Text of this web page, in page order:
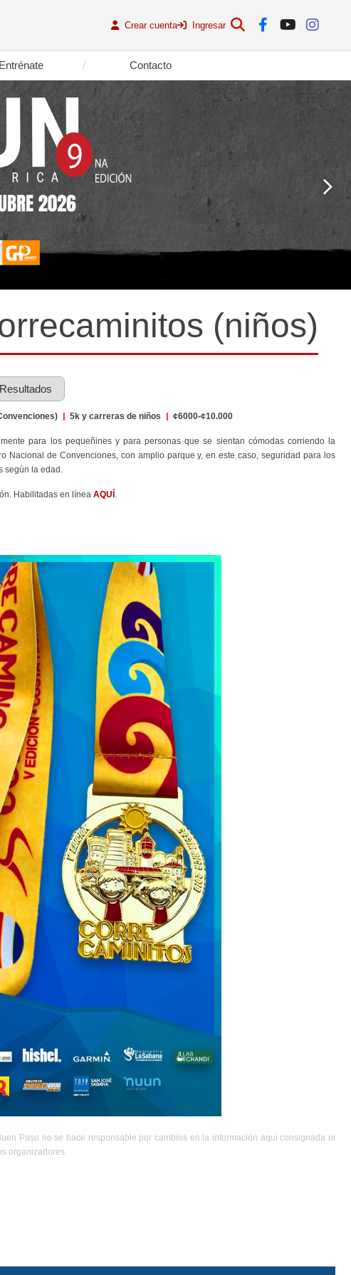
Crear cuenta Ingresar
Entrénate Contacto
(niños)
Resultados
| 5k y carreras de niños | ¢6000-¢10.000
para los pequeñines y para personas que se sientan cómodas corriendo la
de Convenciones, con amplio parque y, en este caso, seguridad para los
según la edad.
Habilitadas en línea AQUÍ
Paso no se hace responsable por cambios en la información aquí consignada ni
organizadores.